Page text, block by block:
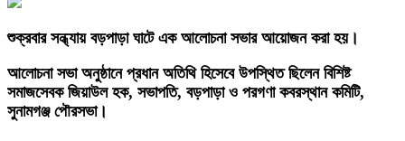
‎শুক্রবার সন্ধ্যায় বড়পাড়া ঘাটে এক আলোচনা সভার আয়োজন করা হয়।
আলোচনা সভা অনুষ্ঠানে প্রধান অতিথি হিসেবে উপস্থিত ছিলেন বিশিষ্ট
সমাজসেবক জিয়াউল হক, সভাপতি, বড়পাড়া ও পরগণা কবরস্থান কমিটি,
সুনামগঞ্জ পৌরসভা।